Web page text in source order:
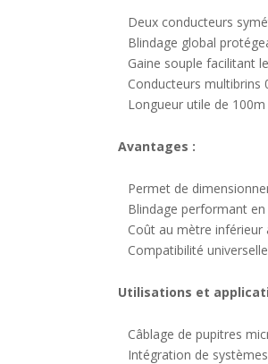
Deux conducteurs
Blindage global
Gaine souple facilitant
Conducteurs multibrins
Longueur utile de
Avantages :
Permet de
Blindage performant
Coût au mètre inférieur
Compatibilité
Utilisations et
Câblage de pupitres
Intégration de